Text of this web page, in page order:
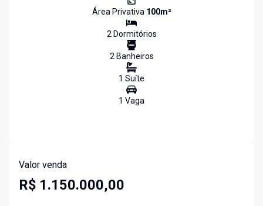
Área Privativa 100m²
2Dormitórios
2Banheiros
1 Suíte
1 Vaga
Valor venda
R$ 1.150.000,00